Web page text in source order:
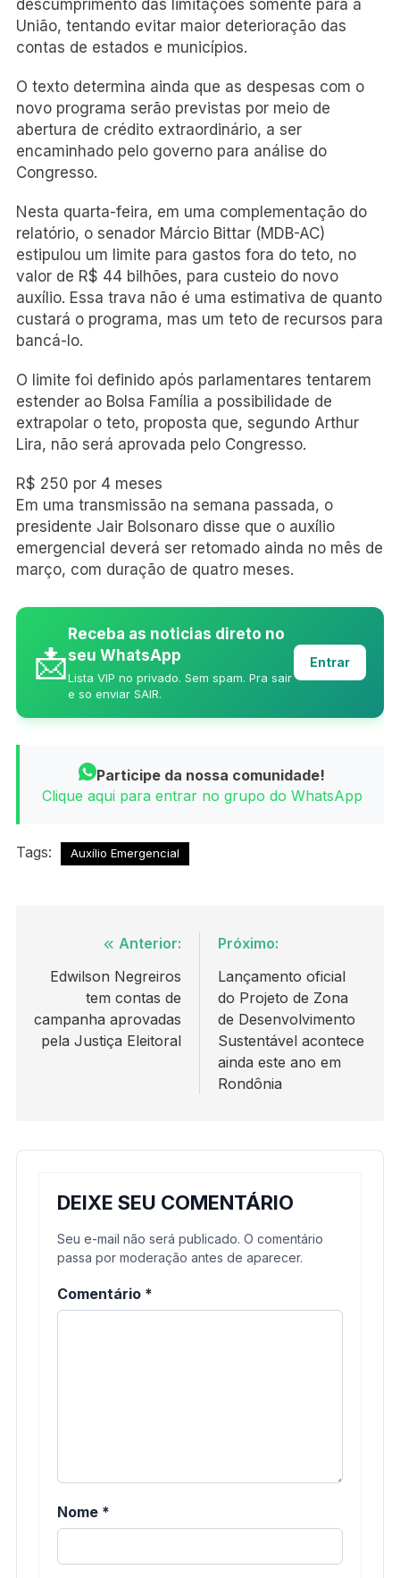
descumprimento das limitações somente para a
União, tentando evitar maior deterioração das
contas de estados e municípios.
O texto determina ainda que as despesas com o
novo programa serão previstas por meio de
abertura de crédito extraordinário, a ser
encaminhado pelo governo para análise do
Congresso.
Nesta quarta-feira, em uma complementação do
relatório, o senador Márcio Bittar (MDB-AC)
estipulou um limite para gastos fora do teto, no
valor de R$ 44 bilhões, para custeio do novo
auxílio. Essa trava não é uma estimativa de quanto
custará o programa, mas um teto de recursos para
bancá-lo.
O limite foi definido após parlamentares tentarem
estender ao Bolsa Família a possibilidade de
extrapolar o teto, proposta que, segundo Arthur
Lira, não será aprovada pelo Congresso.
R$ 250 por 4 meses
Em uma transmissão na semana passada, o
presidente Jair Bolsonaro disse que o auxílio
emergencial deverá ser retomado ainda no mês de
março, com duração de quatro meses.
📩
Receba as noticias direto no
seu WhatsApp
Lista VIP no privado. Sem spam. Pra sair
e so enviar SAIR.
Entrar
Participe da nossa comunidade!
Clique aqui para entrar no grupo do WhatsApp
Tags: Auxílio Emergencial
Navegação
de
Post
Anterior:
Edwilson Negreiros
tem contas de
campanha aprovadas
pela Justiça Eleitoral
Próximo:
Lançamento oficial
do Projeto de Zona
de Desenvolvimento
Sustentável acontece
ainda este ano em
Rondônia
DEIXE SEU COMENTÁRIO
Seu e-mail não será publicado. O comentário
passa por moderação antes de aparecer.
Comentário *
Nome *